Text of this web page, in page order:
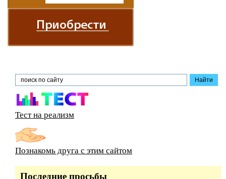
Тест на реализм
Познакомь друга с этим сайтом
Последние просьбы